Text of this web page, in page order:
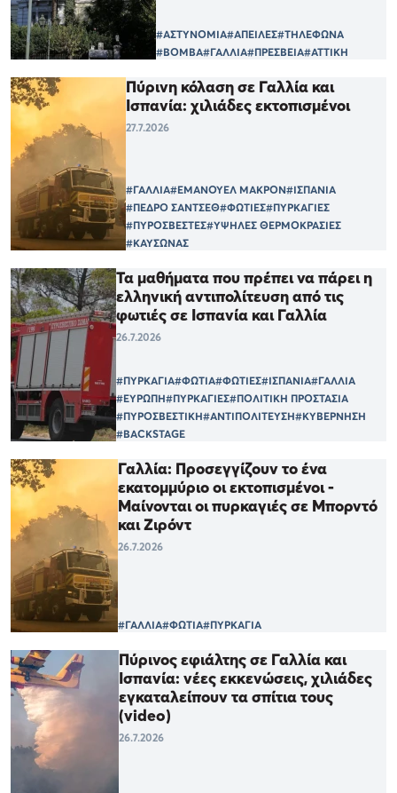
#ΑΣΤΥΝΟΜΙΑ#ΑΠΕΙΛΕΣ#ΤΗΛΕΦΩΝΑ
#ΒΟΜΒΑ#ΓΑΛΛΙΑ#ΠΡΕΣΒΕΙΑ#ΑΤΤΙΚΗ
Πύρινη κόλαση σε Γαλλία και
Ισπανία: χιλιάδες εκτοπισμένοι
27.7.2026
#ΓΑΛΛΙΑ#ΕΜΑΝΟΥΕΛ ΜΑΚΡΟΝ#ΙΣΠΑΝΙΑ
#ΠΕΔΡΟ ΣΑΝΤΣΕΘ#ΦΩΤΙΕΣ#ΠΥΡΚΑΓΙΕΣ
#ΠΥΡΟΣΒΕΣΤΕΣ#ΥΨΗΛΕΣ ΘΕΡΜΟΚΡΑΣΙΕΣ
#ΚΑΥΣΩΝΑΣ
Τα μαθήματα που πρέπει να πάρει η
ελληνική αντιπολίτευση από τις
φωτιές σε Ισπανία και Γαλλία
26.7.2026
#ΠΥΡΚΑΓΙΑ#ΦΩΤΙΑ#ΦΩΤΙΕΣ#ΙΣΠΑΝΙΑ#ΓΑΛΛΙΑ
#ΕΥΡΩΠΗ#ΠΥΡΚΑΓΙΕΣ#ΠΟΛΙΤΙΚΗ ΠΡΟΣΤΑΣΙΑ
#ΠΥΡΟΣΒΕΣΤΙΚΗ#ΑΝΤΙΠΟΛΙΤΕΥΣΗ#ΚΥΒΕΡΝΗΣΗ
#BACKSTAGE
Γαλλία: Προσεγγίζουν το ένα
εκατομμύριο οι εκτοπισμένοι -
Μαίνονται οι πυρκαγιές σε Μπορντό
και Ζιρόντ
26.7.2026
#ΓΑΛΛΙΑ#ΦΩΤΙΑ#ΠΥΡΚΑΓΙΑ
Πύρινος εφιάλτης σε Γαλλία και
Ισπανία: νέες εκκενώσεις, χιλιάδες
εγκαταλείπουν τα σπίτια τους
(video)
26.7.2026